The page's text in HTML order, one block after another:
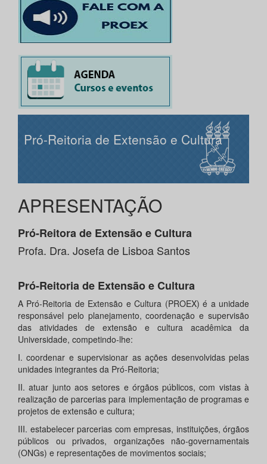
Pró-Reitoria de Extensão e Cultura
APRESENTAÇÃO
Pró-Reitora de Extensão e Cultura
Profa. Dra. Josefa de Lisboa Santos
Pró-Reitoria de Extensão e Cultura
A Pró-Reitoria de Extensão e Cultura (PROEX) é a unidade
responsável pelo planejamento, coordenação e supervisão
das atividades de extensão e cultura acadêmica da
Universidade, competindo-lhe:
I. coordenar e supervisionar as ações desenvolvidas pelas
unidades integrantes da Pró-Reitoria;
II. atuar junto aos setores e órgãos públicos, com vistas à
realização de parcerias para implementação de programas e
projetos de extensão e cultura;
III. estabelecer parcerias com empresas, instituições, órgãos
públicos ou privados, organizações não-governamentais
(ONGs) e representações de movimentos sociais;